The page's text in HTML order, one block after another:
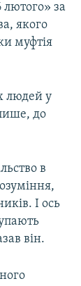
лютого» за
якого
муфтія
людей у
до
в
І ось
він.